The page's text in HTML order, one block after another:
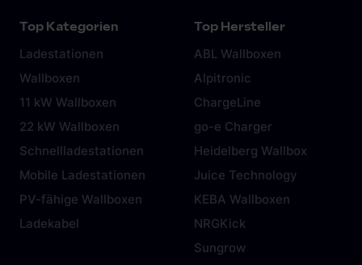
Top Kategorien
Ladestationen
Wallboxen
11 kW Wallboxen
22 kW Wallboxen
Schnellladestationen
Mobile Ladestationen
PV-fähige Wallboxen
Ladekabel
Top Hersteller
ABL Wallboxen
Alpitronic
ChargeLine
go-e Charger
Heidelberg Wallbox
Juice Technology
KEBA Wallboxen
NRGKick
Sungrow